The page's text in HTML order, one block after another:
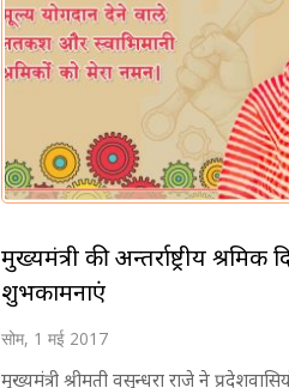
मुख्यमंत्री की अन्तर्राष्ट्रीय श्रमिक
शुभकामनाएं
सोम, 1 मई 2017
मुख्यमंत्री श्रीमती वसुन्धरा राजे ने